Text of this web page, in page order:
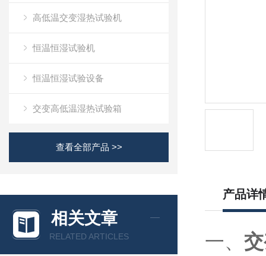
高低温交变湿热试验机
恒温恒湿试验机
恒温恒湿试验设备
交变高低温湿热试验箱
查看全部产品 >>
相关文章
RELATED ARTICLES
产品详
一、